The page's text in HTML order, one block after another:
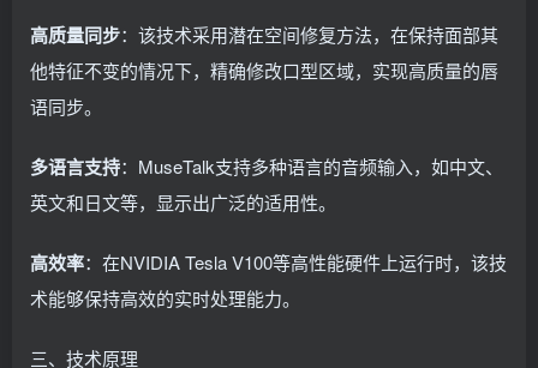
高质量同步：该技术采用潜在空间修复方法，在保持面部其
他特征不变的情况下，精确修改口型区域，实现高质量的唇
语同步。
多语言支持：MuseTalk支持多种语言的音频输入，如中文、
英文和日文等，显示出广泛的适用性。
高效率：在NVIDIA Tesla V100等高性能硬件上运行时，该技
术能够保持高效的实时处理能力。
三、技术原理